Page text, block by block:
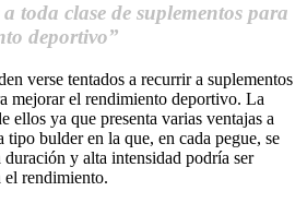
toda clase de suplementos para
deportivo”
verse tentados a recurrir a suplementos
mejorar el rendimiento deportivo. La
ellos ya que presenta varias ventajas a
tipo bulder en la que, en cada pegue, se
y alta intensidad podría ser
el rendimiento.